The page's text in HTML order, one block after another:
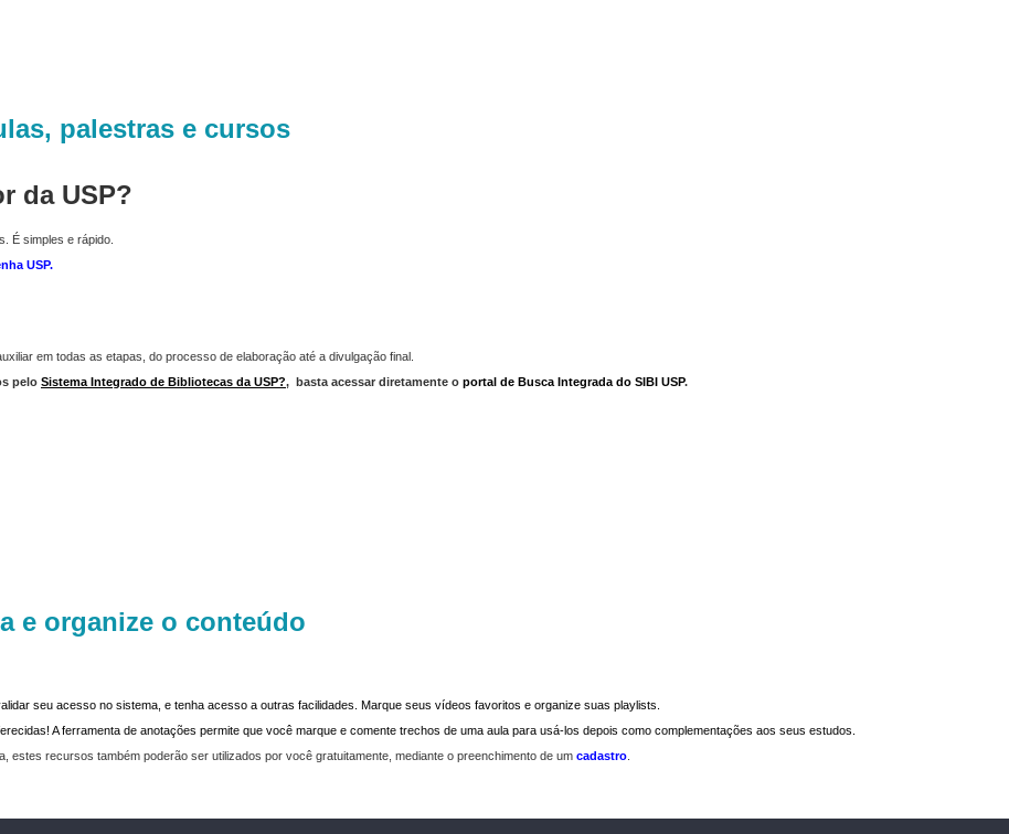
palestras e cursos
da USP?
É simples e rápido.
USP.
em todas as etapas, do processo de elaboração até a divulgação final.
pelo Sistema Integrado de Bibliotecas da USP?, basta acessar diretamente o portal de Busca Integrada do SIBI USP.
e organize o conteúdo
seu acesso no sistema, e tenha acesso a outras facilidades. Marque seus vídeos favoritos e organize suas playlists.
A ferramenta de anotações permite que você marque e comente trechos de uma aula para usá-los depois como complementações aos seus estudos.
estes recursos também poderão ser utilizados por você gratuitamente, mediante o preenchimento de um cadastro